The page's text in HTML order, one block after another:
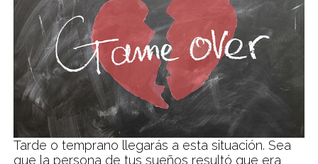
Tarde o temprano llegarás a esta situación. Sea
que la persona de tus sueños resultó que era